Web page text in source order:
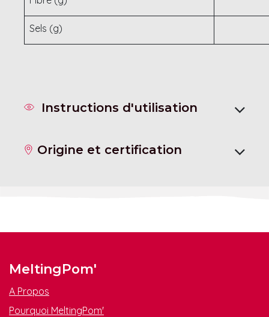
Sels (g)
Instructions d'utilisation
Origine et certification
MeltingPom'
A Propos
Pourquoi MeltingPom'